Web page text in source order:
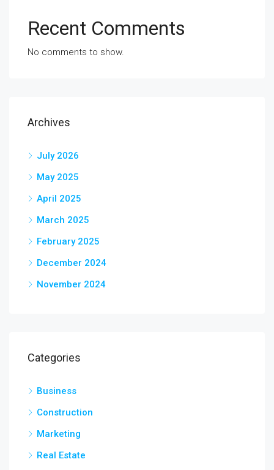
Recent Comments
No comments to show.
Archives
July 2026
May 2025
April 2025
March 2025
February 2025
December 2024
November 2024
Categories
Business
Construction
Marketing
Real Estate